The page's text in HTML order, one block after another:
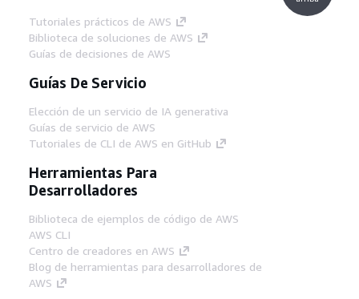
Tutoriales prácticos de AWS
Biblioteca de soluciones de AWS
Guías de decisiones de AWS
Guías De Servicio
Elección de un servicio de IA generativa
Guías de servicio de AWS
Tutoriales de CLI de AWS en GitHub
Herramientas Para
Desarrolladores
Biblioteca de ejemplos de código de AWS
AWS CLI
Centro de creadores en AWS
Blog de herramientas para desarrolladores de
AWS